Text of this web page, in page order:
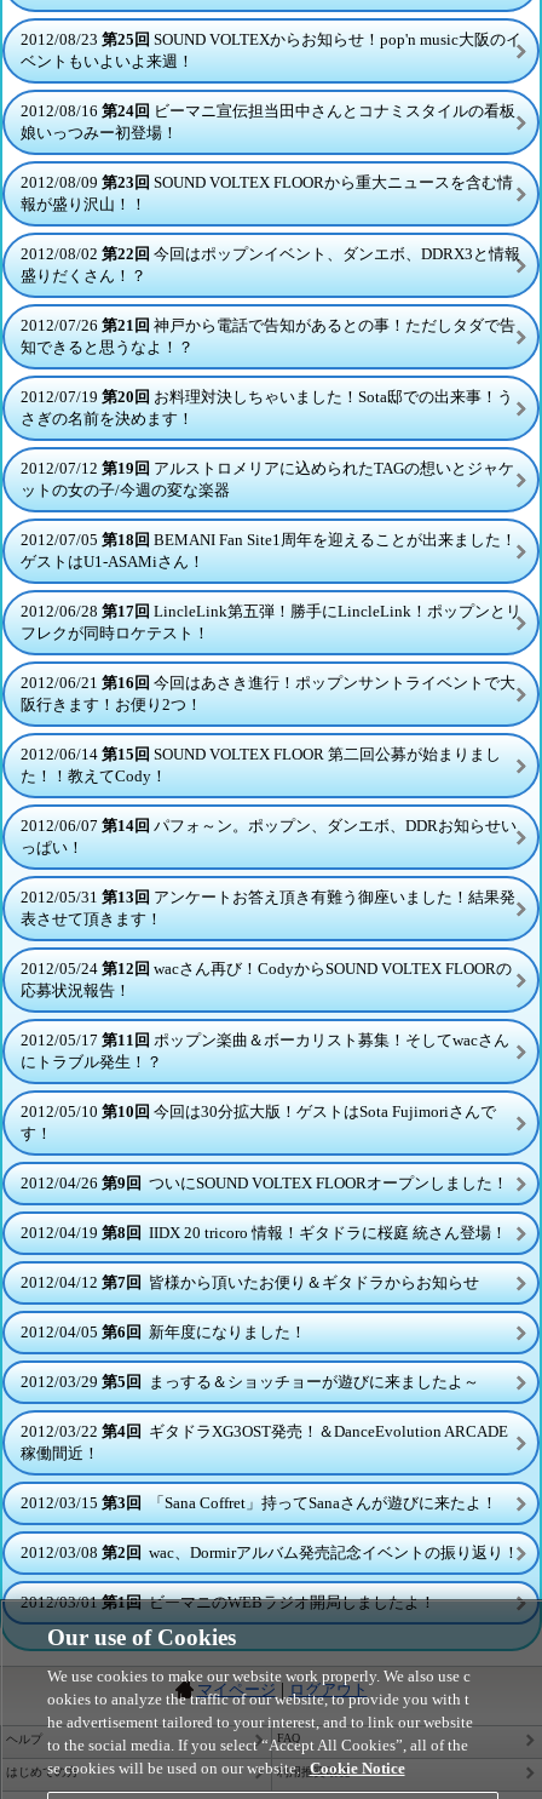
2012/08/23 第25回 SOUND VOLTEXからお知らせ！pop'n music大阪のイ
ベントもいよいよ来週！
2012/08/16 第24回 ビーマニ宣伝担当田中さんとコナミスタイルの看板
娘いっつみー初登場！
2012/08/09 第23回 SOUND VOLTEX FLOORから重大ニュースを含む情
報が盛り沢山！！
2012/08/02 第22回 今回はポップンイベント、ダンエボ、DDRX3と情報
盛りだくさん！？
2012/07/26 第21回 神戸から電話で告知があるとの事！ただしタダで告
知できると思うなよ！？
2012/07/19 第20回 お料理対決しちゃいました！Sota邸での出来事！う
さぎの名前を決めます！
2012/07/12 第19回 アルストロメリアに込められたTAGの想いとジャケ
ットの女の子/今週の変な楽器
2012/07/05 第18回 BEMANI Fan Site1周年を迎えることが出来ました！
ゲストはU1-ASAMiさん！
2012/06/28 第17回 LincleLink第五弾！勝手にLincleLink！ポップンとリ
フレクが同時ロケテスト！
2012/06/21 第16回 今回はあさき進行！ポップンサントライベントで大
阪行きます！お便り2つ！
2012/06/14 第15回 SOUND VOLTEX FLOOR 第二回公募が始まりまし
た！！教えてCody！
2012/06/07 第14回 パフォ～ン。ポップン、ダンエボ、DDRお知らせい
っぱい！
2012/05/31 第13回 アンケートお答え頂き有難う御座いました！結果発
表させて頂きます！
2012/05/24 第12回 wacさん再び！CodyからSOUND VOLTEX FLOORの
応募状況報告！
2012/05/17 第11回 ポップン楽曲＆ボーカリスト募集！そしてwacさん
にトラブル発生！？
2012/05/10 第10回 今回は30分拡大版！ゲストはSota Fujimoriさんで
す！
2012/04/26第9回 ついにSOUND VOLTEX FLOORオープンしました！
2012/04/19第8回 IIDX 20 tricoro 情報！ギタドラに桜庭 統さん登場！
2012/04/12第7回 皆様から頂いたお便り＆ギタドラからお知らせ
2012/04/05第6回 新年度になりました！
2012/03/29第5回 まっする＆ショッチョーが遊びに来ましたよ～
2012/03/22 第4回 ギタドラXG3OST発売！＆DanceEvolution ARCADE
稼働間近！
2012/03/15第3回 「Sana Coffret」持ってSanaさんが遊びに来たよ！
2012/03/08第2回 wac、Dormirアルバム発売記念イベントの振り返り！
2012/03/01第1回 ビーマニのWEBラジオ開局しましたよ！
マイページ | ログアウト
ヘルプ FAQ
はじめての方 利用推奨環境
Our use of Cookies
We use cookies to make our website work properly. We also use c
ookies to analyze the traffic of our website, to provide you with t
he advertisement tailored to your interest, and to link our website
to the social media. If you select “Accept All Cookies”, all of the
se cookies will be used on our website. Cookie Notice